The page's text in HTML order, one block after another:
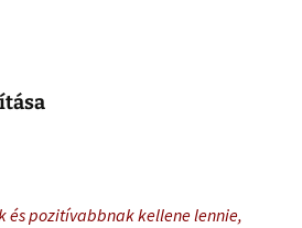
és pozitívabbnak kellene lennie,